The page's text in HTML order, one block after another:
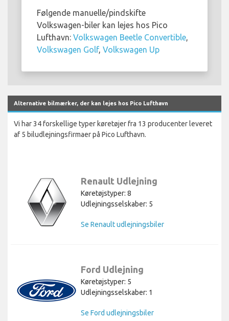
Følgende manuelle/pindskifte
Volkswagen-biler kan lejes hos Pico
Lufthavn: Volkswagen Beetle Convertible
Volkswagen Golf, Volkswagen Up
Alternative bilmærker, der kan lejes hos Pico Lufthavn
Vi har 34 forskellige typer køretøjer fra 13 producenter leveret
af 5 biludlejningsfirmaer på Pico Lufthavn.
Renault Udlejning
Køretøjstyper: 8
Udlejningsselskaber: 5
Se Renault udlejningsbiler
Ford Udlejning
Køretøjstyper: 5
Udlejningsselskaber: 1
Se Ford udlejningsbiler